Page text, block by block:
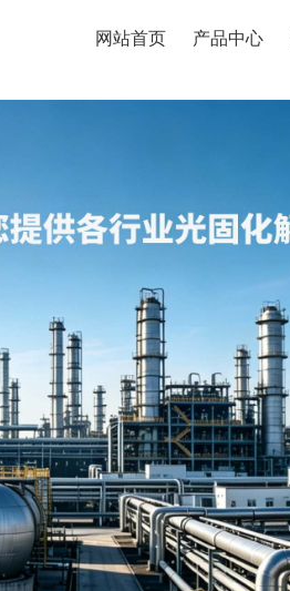
网站首页 产品中心